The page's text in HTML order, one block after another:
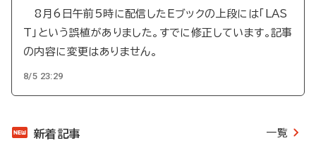
8月6日午前5時に配信したEブックの上段には「LAS
T」という誤植がありました。すでに修正しています。記事
の内容に変更はありません。
8/5 23:29
新着記事 一覧